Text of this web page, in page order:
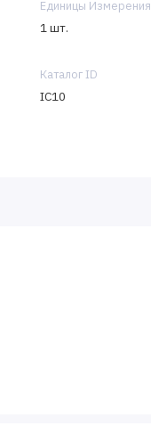
Единицы Измерения
1 шт.
Каталог ID
IC10